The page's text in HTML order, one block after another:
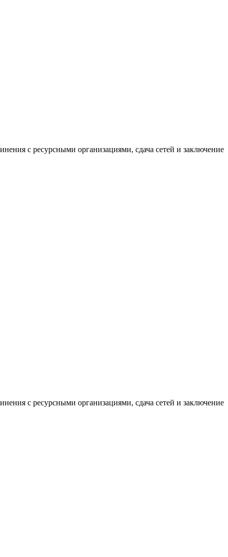
с ресурсными организациями, сдача сетей и заключение
с ресурсными организациями, сдача сетей и заключение